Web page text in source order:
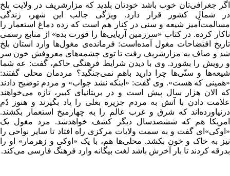
اگر جغرافی‌تان خوب باشد خودتان بلدید که مزارشریف در ولایت بلخ
در شمال کشور قرار دارد. ویژگی جالب این شهر، زندگی
مسالمت‌آمیز شیعه و سنی در کنار هم است که زده دماغ استعمار را
ناکار کرده. در کتاب «سرزمین آریایی‌ها را قورت بده» از منابع رسمی
تاریخ افتضاحات مغول آمده‌است: فرمانده‌ی مغول‌ها وارد استان بلخ
شد و صاف به مزارشریف رفت تا توی چشمه‌های معروفش خون سر
و رویش را بشورد. وی با دیدن شرایط فرهنگی حاکم، گفت: عه شما
شیعه‌ها و سنّی‌ها چرا دارید باهم نمی‌جنگید؟ مردمان محلی گفتند:
«همینی که هست». وی گفت: «اینکه نشد جواب» و مردم توضیح دادند
که الان هزار سال پیش است و در بریتانیای کبیر، تازه می‌خواهند
علامت دادن با آتش به مردم جزیره بغلی را یاد بگیرند و هنوز دُم
درنیاورده‌اند که شرق و غرب عالم را به چهارمیخ استعمار بکشند.
امریکا هم که ششصدسال دیگر کشف خواهدشد. مرد مغول یک
«اوکی»‌ای گفت و به سمت ولایات مرکزی راه افتاد تا سایر نواحی را
نیز به خاک و خون بکشد. محلی‌ها هم، با یک «اوکی و زهرمار» او را
بدرقه کردند تا بار آخرش باشد لغت بیگانه وارد فرهنگ فارسی می‌کند.